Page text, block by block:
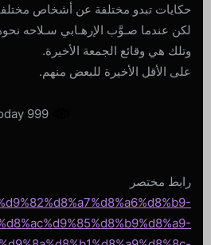
حكايات تبدو مختلفة عن أشخاص
لكن عندما صـوَّب الإرهـابي سـلاحه
وتلك هي وقائع الجمعة الأخيرة.
على الأقل الأخيرة للبعض منهم.
رابط مختصر